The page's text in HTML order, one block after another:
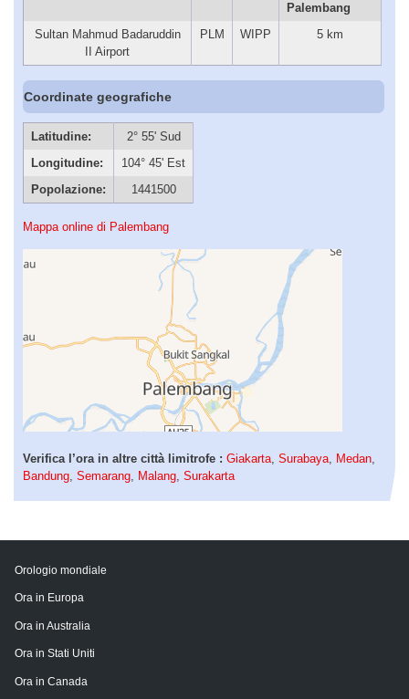
Palembang
Sultan Mahmud Badaruddin
II Airport
PLM WIPP 5 km
Coordinate geografiche
Latitudine:
2° 55' Sud
Longitudine:
104° 45' Est
Popolazione:
1441500
Mappa online di Palembang
Verifica l’ora in altre città limitrofe : Giakarta, Surabaya, Medan,
Bandung, Semarang, Malang, Surakarta
Orologio mondiale
Ora in Europa
Ora in Australia
Ora in Stati Uniti
Ora in Canada